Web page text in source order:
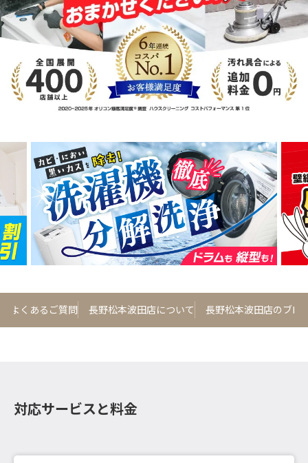
よくあるご質問 長野松本波田店について 長野松本波田店のブロ
対応サービスと料金